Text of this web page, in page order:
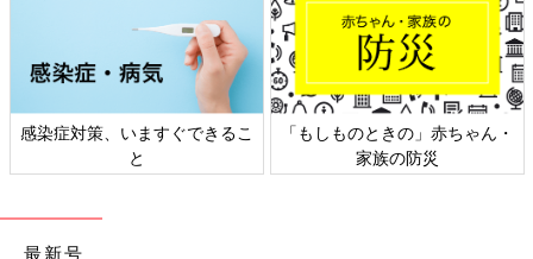
感染症対策、いますぐできるこ
と
「もしものときの」赤ちゃん・
家族の防災
最新号